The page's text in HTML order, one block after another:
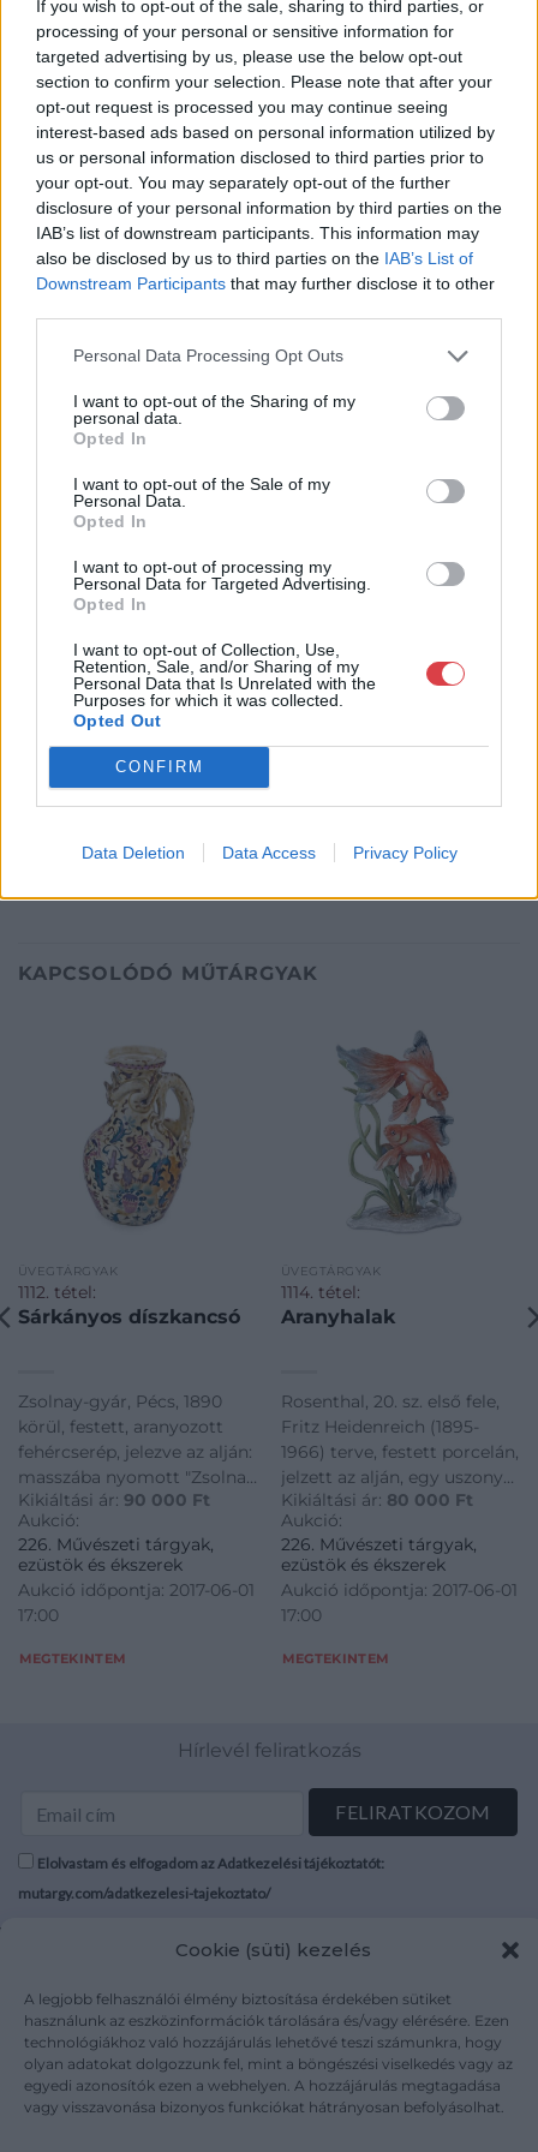
If you wish to opt-out of the sale, sharing to third parties, or
processing of your personal or sensitive information for
targeted advertising by us, please use the below opt-out
section to confirm your selection. Please note that after your
opt-out request is processed you may continue seeing
interest-based ads based on personal information utilized by
us or personal information disclosed to third parties prior to
your opt-out. You may separately opt-out of the further
disclosure of your personal information by third parties on the
IAB’s list of downstream participants. This information may
also be disclosed by us to third parties on the IAB’s List of
Downstream Participants that may further disclose it to other
Personal Data Processing Opt Outs
I want to opt-out of the Sharing of my
personal data.
Opted In
I want to opt-out of the Sale of my
Personal Data.
Opted In
I want to opt-out of processing my
Personal Data for Targeted Advertising.
Opted In
I want to opt-out of Collection, Use,
Retention, Sale, and/or Sharing of my
Personal Data that Is Unrelated with the
Purposes for which it was collected.
Opted Out
CONFIRM
Data Deletion Data Access Privacy Policy
Cookie (süti) kezelés
A legjobb felhasználói élmény biztosítása érdekében sütiket
használunk az eszközinformációk tárolására és/vagy elérésére. Ezen
technológiákhoz való hozzájárulás lehetővé teszi számunkra, hogy
olyan adatokat dolgozzunk fel, mint a böngészési viselkedés vagy az
egyedi azonosítók ezen a webhelyen. A hozzájárulás megtagadása
vagy visszavonása bizonyos funkciókat hátrányosan befolyásolhat.
Aukció adatai
Aukció neve:226. Művészeti tárgyak, ezüstök és ékszerek
Aukció dátuma: 2017.06.01
Aukció ideje: 17:00
Aukció helye: Budapest, Balaton utca 8.
Tételszám: 905
Eladó adatai
Eladó:Nagyházi Galéria és
Nagyházi Galéria és Aukciósház
Telefon: +361 475 6000 +361
http://www.nagyhazi.hu
Bemutatkozás: Magas színvonalú festmények és műtárgyak,
néprajzi tárgyak értékesítése és aukcionálása. Hagyatékok és
gyűjtemények árverezése. Ingyenes értékbecslés. Árveréseinkre
a tárgyfelvétel folyamatos.
GALÉRIA TOVÁBBI MŰTÁRGYAI
KAPCSOLÓDÓ MŰTÁRGYAK
ÜVEGTÁRGYAK
1112. tétel:
Sárkányos díszkancsó
Zsolnay-gyár, Pécs, 1890
körül, festett, aranyozott
fehércserép, jelezve az alján:
masszába nyomott "Zsolnay
Pécs" és a Testvérek jelével,
formaszám: 781, m: 20,5 cm
Kikiáltási ár: 90 000 Ft
Aukció:
226. Művészeti tárgyak,
ezüstök és ékszerek
Aukció időpontja: 2017-06-01
17:00
MEGTEKINTEM
ÜVEGTÁRGYAK
1114. tétel:
Aranyhalak
Rosenthal, 20. sz. első fele,
Fritz Heidenreich (1895-
1966) terve, festett porcelán,
jelzett az alján, egy uszony
restaurált, m: 39 cm
Kikiáltási ár: 80 000 Ft
Aukció:
226. Művészeti tárgyak,
ezüstök és ékszerek
Aukció időpontja: 2017-06-01
17:00
MEGTEKINTEM
Hírlevél feliratkozás
Elolvastam és elfogadom az Adatkezelési tájékoztatót:
mutargy.com/adatkezelesi-tajekoztato/
Karrier
Kapcsolat
Áraink
Adatvédelem
Impresszum